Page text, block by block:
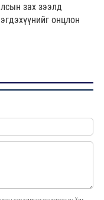
зах зээлд
онцлон